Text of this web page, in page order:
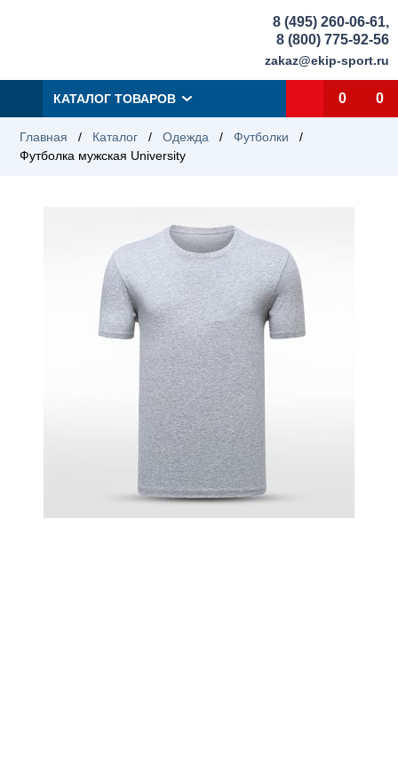
8 (495) 260-06-61,
8 (800) 775-92-56
zakaz@ekip-sport.ru
КАТАЛОГ ТОВАРОВ 0 0
Главная / Каталог / Одежда / Футболки
/
Футболка мужская University